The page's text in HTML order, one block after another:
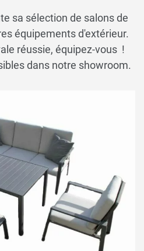
sa sélection de salons de
équipements d'extérieur.
réussie, équipez-vous !
dans notre showroom.